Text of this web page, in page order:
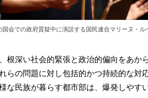
国会での政府質疑中に演説する国民連合マリーヌ・ル
根深い社会的緊張と政治的偏向をあか
らの問題に対し包括的かつ持続的な対
な民族が暮らす都市部は、爆発しやす